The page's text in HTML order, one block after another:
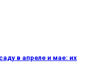
в апреле и мае: их